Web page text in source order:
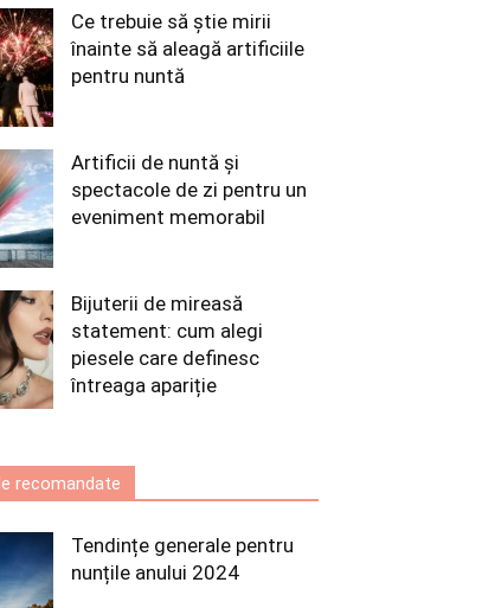
Ce trebuie să știe mirii
înainte să aleagă artificiile
pentru nuntă
Artificii de nuntă și
spectacole de zi pentru un
eveniment memorabil
Bijuterii de mireasă
statement: cum alegi
piesele care definesc
întreaga apariție
recomandate
Tendințe generale pentru
nunțile anului 2024